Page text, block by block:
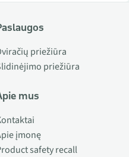
priežiūra
priežiūra
mus
įmonę
safety recall